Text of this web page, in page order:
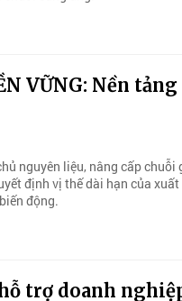
VỮNG: Nền tảng
nguyên liệu, nâng cấp chuỗi
định vị thế dài hạn của xuất
động.
trợ doanh